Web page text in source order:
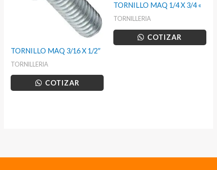
TORNILLO MAQ 3/16 X 1/2″
TORNILLERIA
COTIZAR
TORNILLO MAQ 1/4 X 3/4 «
TORNILLERIA
COTIZAR